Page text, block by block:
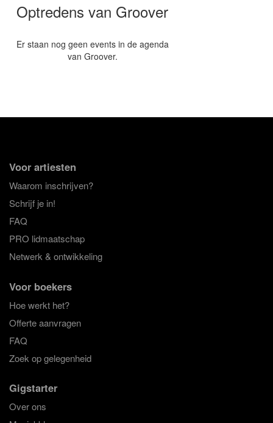
Optredens van Groover
Er staan nog geen events in de agenda
van Groover.
Voor artiesten
Waarom inschrijven?
Schrijf je in!
FAQ
PRO lidmaatschap
Netwerk & ontwikkeling
Voor boekers
Hoe werkt het?
Offerte aanvragen
FAQ
Zoek op gelegenheid
Gigstarter
Over ons